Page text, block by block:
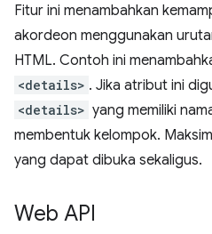
Fitur ini menambahkan
akordeon menggunakan
HTML. Contoh ini
<details> . Jika atribut ini
<details> yang memiliki
membentuk kelompok.
yang dapat dibuka sekaligus.
Web API